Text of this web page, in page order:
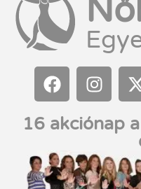
16 akciónap